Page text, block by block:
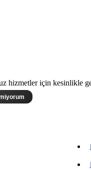
hizmetler için kesinlikle